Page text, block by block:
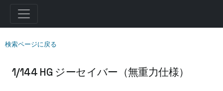
検索ページに戻る
1/144 HG ジーセイバー（無重力仕様）